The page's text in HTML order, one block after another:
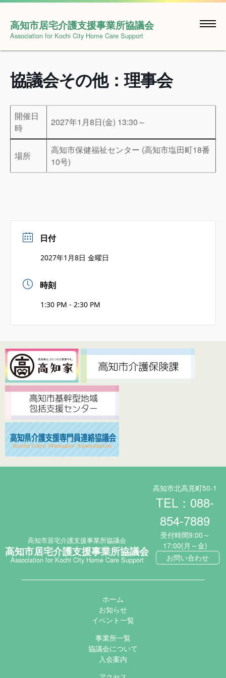
Skip
content
高知市居宅介護支援事業所協議会
Association for Kochi City Home Care Support
協議会その他：理事会
開催日
時
2027年1月8日(金) 13:30～
場所
高知市保健福祉センター (高知市塩田町18番
10号)
日付
2027年1月8日 金曜日
時刻
1:30 PM - 2:30 PM
高知市居宅介護支援事業所協議会
高知市居宅介護支援事業所協議会
Association for Kochi City Home Care Support
高知市北高見町50-1
TEL：088-
854-7889
受付時間9:00～
17:00(月～金)
お問い合わせ
ホーム
お知らせ
イベント一覧
事業所一覧
協議会について
入会案内